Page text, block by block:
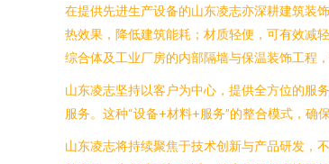
在提供先进生产设备的山东凌志亦深耕建筑装
热效果，降低建筑能耗；材质轻便，可有效减
综合体及工业厂房的内部隔墙与保温装饰工程
山东凌志坚持以客户为中心，提供全方位的服
服务。这种“设备+材料+服务”的整合模式，确
山东凌志将持续聚焦于技术创新与产品研发，